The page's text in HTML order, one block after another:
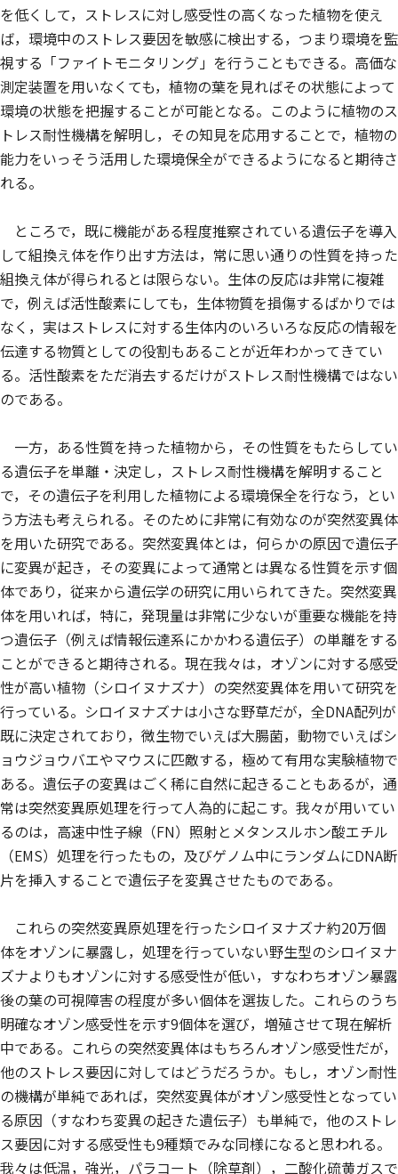
を低くして，ストレスに対し感受性の高くなった植物を使え
ば，環境中のストレス要因を敏感に検出する，つまり環境を監
視する「ファイトモニタリング」を行うこともできる。高価な
測定装置を用いなくても，植物の葉を見ればその状態によって
環境の状態を把握することが可能となる。このように植物のス
トレス耐性機構を解明し，その知見を応用することで，植物の
能力をいっそう活用した環境保全ができるようになると期待さ
れる。
ところで，既に機能がある程度推察されている遺伝子を導入
して組換え体を作り出す方法は，常に思い通りの性質を持った
組換え体が得られるとは限らない。生体の反応は非常に複雑
で，例えば活性酸素にしても，生体物質を損傷するばかりでは
なく，実はストレスに対する生体内のいろいろな反応の情報を
伝達する物質としての役割もあることが近年わかってきてい
る。活性酸素をただ消去するだけがストレス耐性機構ではない
のである。
一方，ある性質を持った植物から，その性質をもたらしてい
る遺伝子を単離・決定し，ストレス耐性機構を解明すること
で，その遺伝子を利用した植物による環境保全を行なう，とい
う方法も考えられる。そのために非常に有効なのが突然変異体
を用いた研究である。突然変異体とは，何らかの原因で遺伝子
に変異が起き，その変異によって通常とは異なる性質を示す個
体であり，従来から遺伝学の研究に用いられてきた。突然変異
体を用いれば，特に，発現量は非常に少ないが重要な機能を持
つ遺伝子（例えば情報伝達系にかかわる遺伝子）の単離をする
ことができると期待される。現在我々は，オゾンに対する感受
性が高い植物（シロイヌナズナ）の突然変異体を用いて研究を
行っている。シロイヌナズナは小さな野草だが，全DNA配列が
既に決定されており，微生物でいえば大腸菌，動物でいえばシ
ョウジョウバエやマウスに匹敵する，極めて有用な実験植物で
ある。遺伝子の変異はごく稀に自然に起きることもあるが，通
常は突然変異原処理を行って人為的に起こす。我々が用いてい
るのは，高速中性子線（FN）照射とメタンスルホン酸エチル
（EMS）処理を行ったもの，及びゲノム中にランダムにDNA断
片を挿入することで遺伝子を変異させたものである。
これらの突然変異原処理を行ったシロイヌナズナ約20万個
体をオゾンに暴露し，処理を行っていない野生型のシロイヌナ
ズナよりもオゾンに対する感受性が低い，すなわちオゾン暴露
後の葉の可視障害の程度が多い個体を選抜した。これらのうち
明確なオゾン感受性を示す9個体を選び，増殖させて現在解析
中である。これらの突然変異体はもちろんオゾン感受性だが，
他のストレス要因に対してはどうだろうか。もし，オゾン耐性
の機構が単純であれば，突然変異体がオゾン感受性となってい
る原因（すなわち変異の起きた遺伝子）も単純で，他のストレ
ス要因に対する感受性も9種類でみな同様になると思われる。
我々は低温，強光，パラコート（除草剤），二酸化硫黄ガスで